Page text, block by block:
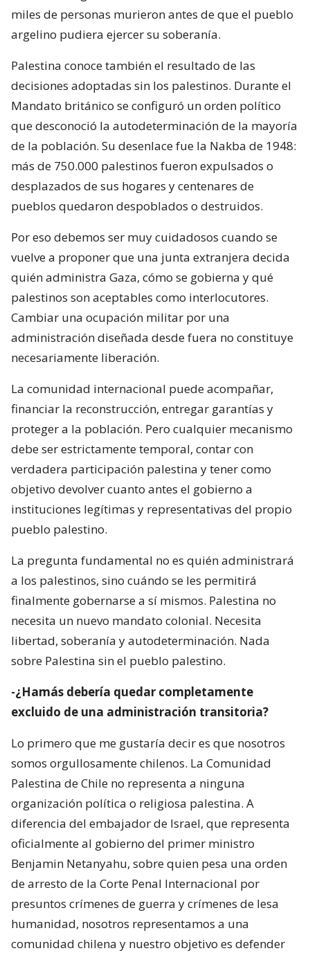
miles de personas murieron antes de que el pueblo
argelino pudiera ejercer su soberanía.
Palestina conoce también el resultado de las
decisiones adoptadas sin los palestinos. Durante el
Mandato británico se configuró un orden político
que desconoció la autodeterminación de la mayoría
de la población. Su desenlace fue la Nakba de 1948:
más de 750.000 palestinos fueron expulsados o
desplazados de sus hogares y centenares de
pueblos quedaron despoblados o destruidos.
Por eso debemos ser muy cuidadosos cuando se
vuelve a proponer que una junta extranjera decida
quién administra Gaza, cómo se gobierna y qué
palestinos son aceptables como interlocutores.
Cambiar una ocupación militar por una
administración diseñada desde fuera no constituye
necesariamente liberación.
La comunidad internacional puede acompañar,
financiar la reconstrucción, entregar garantías y
proteger a la población. Pero cualquier mecanismo
debe ser estrictamente temporal, contar con
verdadera participación palestina y tener como
objetivo devolver cuanto antes el gobierno a
instituciones legítimas y representativas del propio
pueblo palestino.
La pregunta fundamental no es quién administrará
a los palestinos, sino cuándo se les permitirá
finalmente gobernarse a sí mismos. Palestina no
necesita un nuevo mandato colonial. Necesita
libertad, soberanía y autodeterminación. Nada
sobre Palestina sin el pueblo palestino.
-¿Hamás debería quedar completamente
excluido de una administración transitoria?
Lo primero que me gustaría decir es que nosotros
somos orgullosamente chilenos. La Comunidad
Palestina de Chile no representa a ninguna
organización política o religiosa palestina. A
diferencia del embajador de Israel, que representa
oficialmente al gobierno del primer ministro
Benjamin Netanyahu, sobre quien pesa una orden
de arresto de la Corte Penal Internacional por
presuntos crímenes de guerra y crímenes de lesa
humanidad, nosotros representamos a una
comunidad chilena y nuestro objetivo es defender